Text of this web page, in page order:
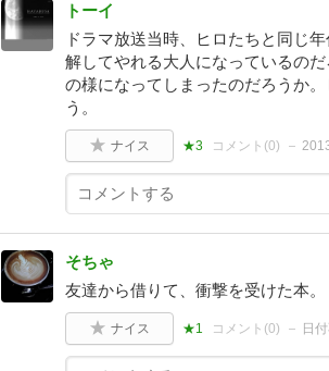
トーイ
ドラマ放送当時、ヒロたちと同じ
解してやれる大人になっているの
の様になってしまったのだろうか
う。
ナイス ★3 コメント(0)
そちゃ
友達から借りて、衝撃を受けた本。
ナイス ★1 コメント(0) 日